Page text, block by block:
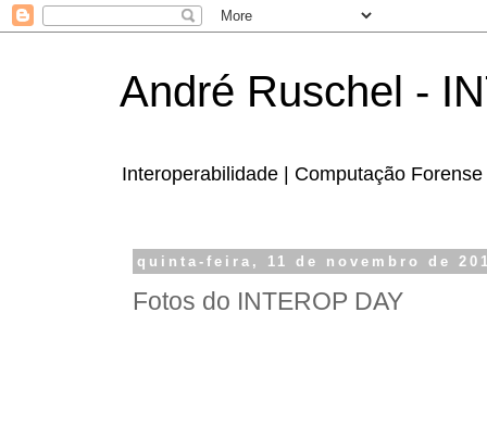
André Ruschel -
Interoperabilidade | Computação
quinta-feira, 11 de novembro de
Fotos do INTEROP DAY